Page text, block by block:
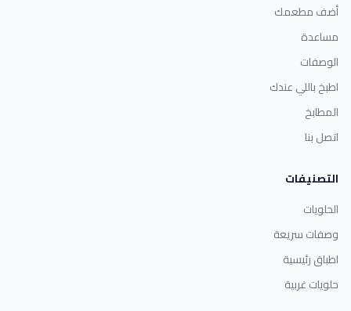
أضف مطعمك
مساعدة
الوصفات
اطبخ باللي عندك
المطابخ
اتصل بنا
التصنيفات
الحلويات
وصفات سريعة
اطباق رئيسية
حلويات غربية